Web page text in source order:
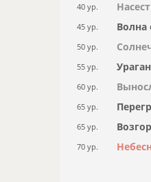
40 ур. Насест
45 ур. Волна
50 ур.
55 ур. Ураган
60 ур.
65 ур.
65 ур.
70 ур.